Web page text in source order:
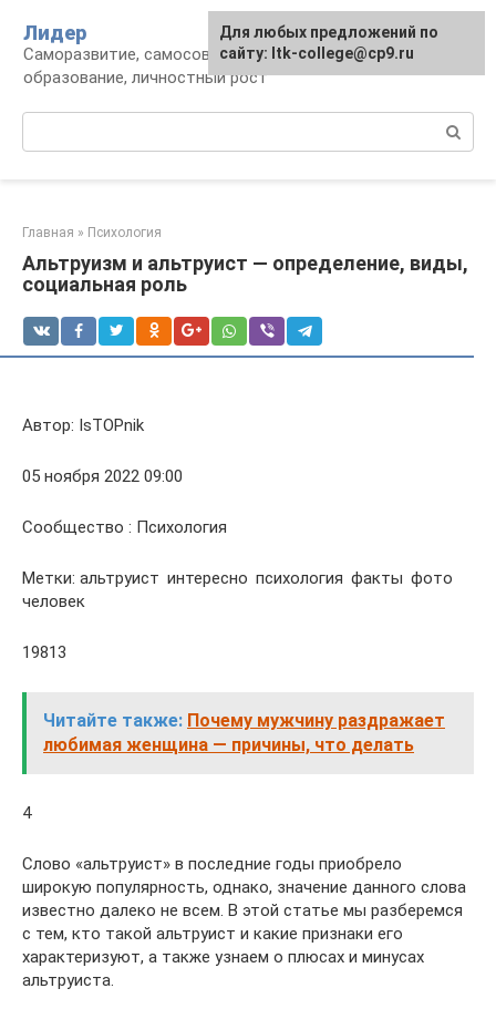
контенту
Лидер
Саморазвитие, самосовершенствование,
образование, личностный рост
Главная » Психология
Альтруизм и альтруист — определение, виды,
социальная роль
Автор: IsTOPnik
05 ноября 2022 09:00
Сообщество : Психология
Метки: альтруист интересно психология факты фото
человек
19813
Читайте также: Почему мужчину раздражает
любимая женщина — причины, что делать
4
Слово «альтруист» в последние годы приобрело
широкую популярность, однако, значение данного слова
известно далеко не всем. В этой статье мы разберемся
с тем, кто такой альтруист и какие признаки его
характеризуют, а также узнаем о плюсах и минусах
альтруиста.
Для любых предложений по
сайту: ltk-college@cp9.ru